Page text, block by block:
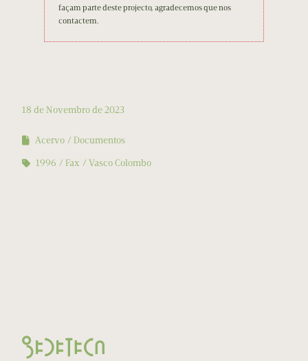
façam parte deste projecto, agradecemos que nos
contactem.
18 de Novembro de 2023
Acervo
Documentos
1996
Fax Vasco Colombo